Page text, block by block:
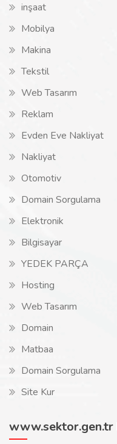
inşaat
Mobilya
Makina
Tekstil
Web Tasarım
Reklam
Evden Eve Nakliyat
Nakliyat
Otomotiv
Domain Sorgulama
Elektronik
Bilgisayar
YEDEK PARÇA
Hosting
Web Tasarım
Domain
Matbaa
Domain Sorgulama
Site Kur
www.sektor.gen.tr